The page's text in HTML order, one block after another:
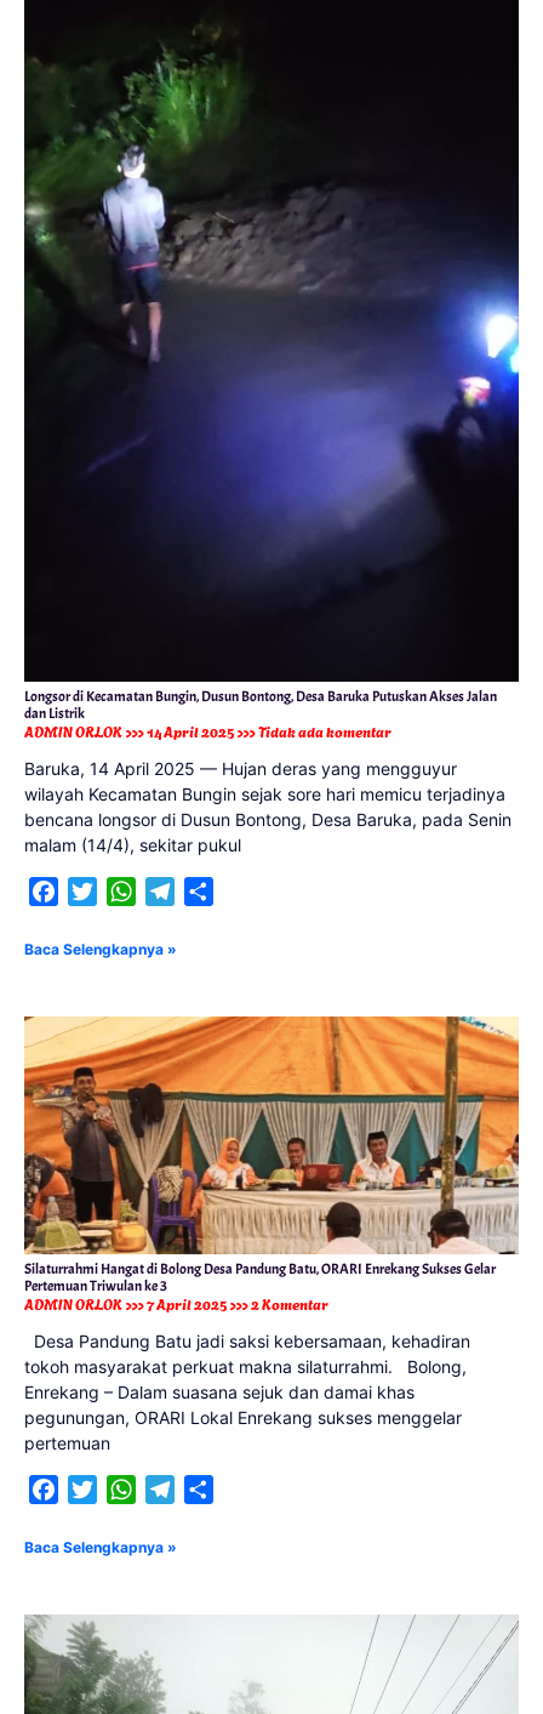
Longsor di Kecamatan Bungin, Dusun Bontong, Desa Baruka Putuskan Akses Jalan
dan Listrik
ADMIN ORLOK 14 April 2025
Tidak ada komentar
Baruka, 14 April 2025 — Hujan deras yang mengguyur
wilayah Kecamatan Bungin sejak sore hari memicu terjadinya
bencana longsor di Dusun Bontong, Desa Baruka, pada Senin
malam (14/4), sekitar pukul
FacebookTwitterWhatsAppTelegram
Baca Selengkapnya »
Silaturrahmi Hangat di Bolong Desa Pandung Batu, ORARI Enrekang Sukses Gelar
Pertemuan Triwulan ke 3
ADMIN ORLOK 7 April 2025
2 Komentar
Desa Pandung Batu jadi saksi kebersamaan, kehadiran
tokoh masyarakat perkuat makna silaturrahmi. Bolong,
Enrekang – Dalam suasana sejuk dan damai khas
pegunungan, ORARI Lokal Enrekang sukses menggelar
pertemuan
FacebookTwitterWhatsAppTelegram
Baca Selengkapnya »